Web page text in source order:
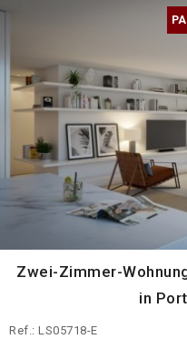
Zwei-Zimmer-
in
Ref.: LS05718-E